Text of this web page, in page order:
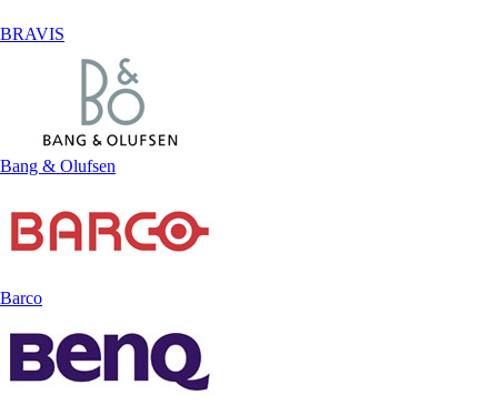
BRAVIS
Bang & Olufsen
Barco